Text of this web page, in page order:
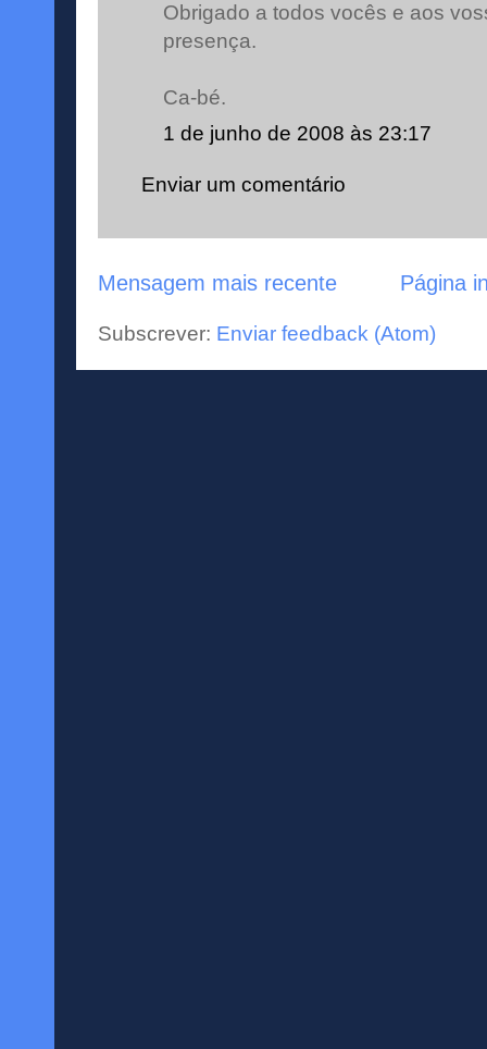
Obrigado a todos vocês e aos
presença.
Ca-bé.
1 de junho de 2008 às 23:17
Enviar um comentário
Mensagem mais recente Página
Subscrever: Enviar feedback (Atom)